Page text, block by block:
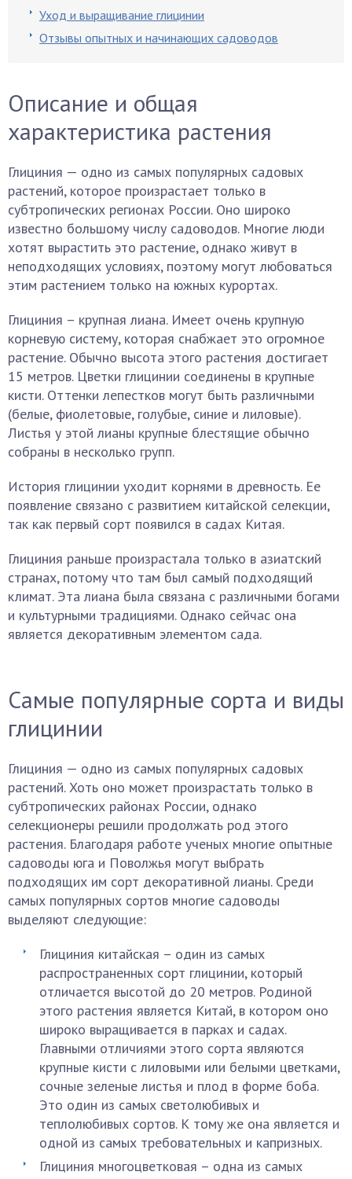
Уход и выращивание глицинии
Отзывы опытных и начинающих садоводов
Описание и общая
характеристика растения
Глициния — одно из самых популярных садовых
растений, которое произрастает только в
субтропических регионах России. Оно широко
известно большому числу садоводов. Многие люди
хотят вырастить это растение, однако живут в
неподходящих условиях, поэтому могут любоваться
этим растением только на южных курортах.
Глициния – крупная лиана. Имеет очень крупную
корневую систему, которая снабжает это огромное
растение. Обычно высота этого растения достигает
15 метров. Цветки глицинии соединены в крупные
кисти. Оттенки лепестков могут быть различными
(белые, фиолетовые, голубые, синие и лиловые).
Листья у этой лианы крупные блестящие обычно
собраны в несколько групп.
История глицинии уходит корнями в древность. Ее
появление связано с развитием китайской селекции,
так как первый сорт появился в садах Китая.
Глициния раньше произрастала только в азиатский
странах, потому что там был самый подходящий
климат. Эта лиана была связана с различными богами
и культурными традициями. Однако сейчас она
является декоративным элементом сада.
Самые популярные сорта и виды
глицинии
Глициния — одно из самых популярных садовых
растений. Хоть оно может произрастать только в
субтропических районах России, однако
селекционеры решили продолжать род этого
растения. Благодаря работе ученых многие опытные
садоводы юга и Поволжья могут выбрать
подходящих им сорт декоративной лианы. Среди
самых популярных сортов многие садоводы
выделяют следующие:
Глициния китайская – один из самых
распространенных сорт глицинии, который
отличается высотой до 20 метров. Родиной
этого растения является Китай, в котором оно
широко выращивается в парках и садах.
Главными отличиями этого сорта являются
крупные кисти с лиловыми или белыми цветками,
сочные зеленые листья и плод в форме боба.
Это один из самых светолюбивых и
теплолюбивых сортов. К тому же она является и
одной из самых требовательных и капризных.
Глициния многоцветковая – одна из самых